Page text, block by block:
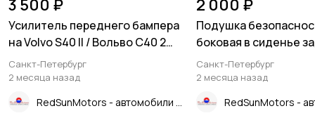
3 500 ₽
Усилитель переднего бампера
на Volvo S40 II / Вольво С40 2
рестайлинг 2004-2012г.
\nОригинал. В отличном
\nКонтрактная запчасть из
Санкт-Петербург
2 месяца назад
2 000 ₽
Подушка
боковая в сиденье
левая на Audi A6 C6
С6 2006-
Санкт-Петербург
2 месяца назад